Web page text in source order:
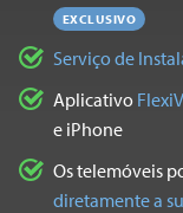
EXCLUSIVO
Serviço de
Aplicativo
e iPhone
Os telemóveis
diretamente a